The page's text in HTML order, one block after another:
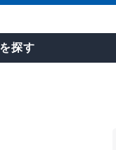
探す